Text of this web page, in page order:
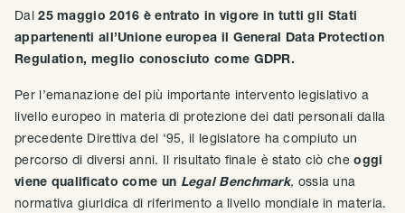
Dal25 maggio 2016 è entrato in vigore in tutti gli Stati
appartenenti all’Unione europea il General Data Protection
Regulation, meglio conosciuto come GDPR.
Per l’emanazione del più importante intervento legislativo a
livello europeo in materia di protezione dei dati personali dalla
precedente Direttiva del ‘95, il legislatore ha compiuto un
percorso di diversi anni. Il risultato finale è stato ciò cheoggi
viene qualificato come un Legal Benchmark, ossia una
normativa giuridica di riferimento a livello mondiale in materia.